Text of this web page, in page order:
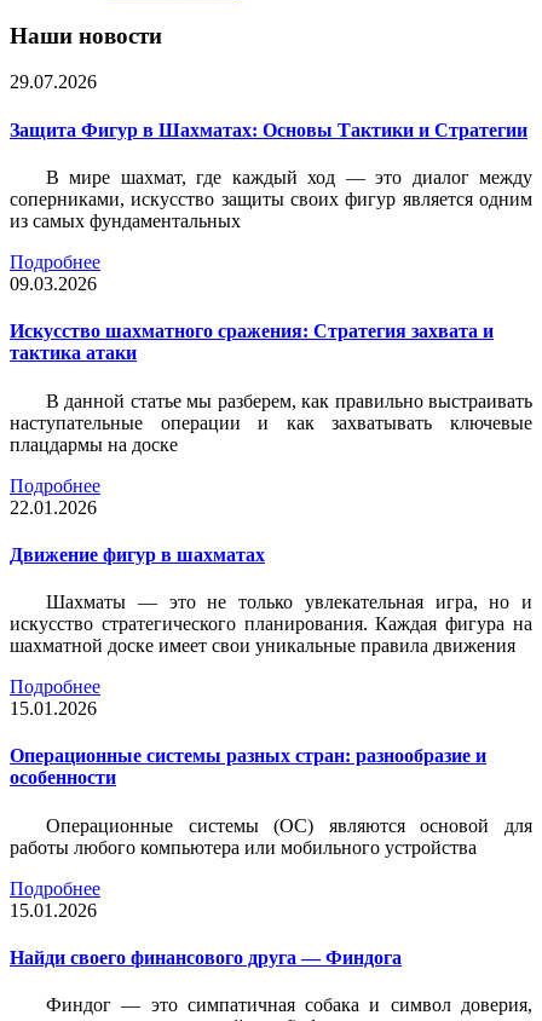
Наши новости
29.07.2026
Защита Фигур в Шахматах: Основы Тактики и Стратегии
В мире шахмат, где каждый ход — это диалог между
соперниками, искусство защиты своих фигур является одним
из самых фундаментальных
Подробнее
09.03.2026
Искусство шахматного сражения: Стратегия захвата и
тактика атаки
В данной статье мы разберем, как правильно выстраивать
наступательные операции и как захватывать ключевые
плацдармы на доске
Подробнее
22.01.2026
Движение фигур в шахматах
Шахматы — это не только увлекательная игра, но и
искусство стратегического планирования. Каждая фигура на
шахматной доске имеет свои уникальные правила движения
Подробнее
15.01.2026
Операционные системы разных стран: разнообразие и
особенности
Операционные системы (ОС) являются основой для
работы любого компьютера или мобильного устройства
Подробнее
15.01.2026
Найди своего финансового друга — Финдога
Финдог — это симпатичная собака и символ доверия,